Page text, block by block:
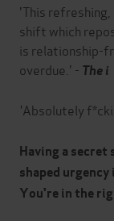
'This
shift which
is relationship-
overdue.' - The i
'Absolutely
Having a
shaped
You're in the